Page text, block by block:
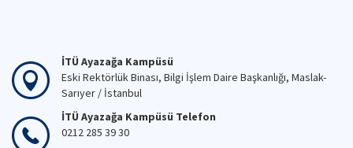
İTÜ Ayazağa Kampüsü
Eski Rektörlük Binası, Bilgi İşlem Daire Başkanlığı, Maslak-
Sarıyer / İstanbul
İTÜ Ayazağa Kampüsü Telefon
0212 285 39 30